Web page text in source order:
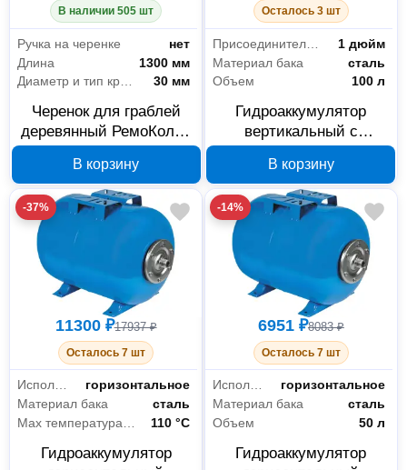
В наличии 505 шт
Ручка на черенке
нет
Длина
1300 мм
Диаметр и тип крепления для ручки/черенка
30 мм
Черенок для граблей
деревянный РемоКолор
мм
В корзину
Осталось 3 шт
Присоединительный размер
1 дюйм
Материал бака
сталь
Объем
100 л
Гидроаккумулятор
вертикальный с
РемоКолор 67-1-624,
100 л
В корзину
-37%
11300 ₽17937 ₽
Осталось 7 шт
Исполнение
горизонтальное
Материал бака
сталь
110 °С
Гидроаккумулятор
-14%
6951 ₽8083 ₽
Осталось 7 шт
Исполнение
горизонтальное
Материал бака
сталь
Объем
50 л
Гидроаккумулятор